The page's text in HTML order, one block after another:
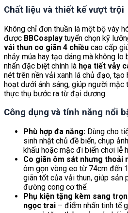
Chất liệu và thiết kế vượt trội
Không chỉ đơn thuần là một bộ váy
được BBCosplay tuyển chọn kỹ
vải thun co giãn 4 chiều cao cấp
nhảy múa hay tạo dáng mà không lo
nhấn đặc biệt chính là họa tiết vảy
nét trên nền vải xanh lá chủ đạo, tạo
hoạt dưới ánh sáng, giúp người mặc
thực thụ bước ra từ đại dương.
Công dụng và tính năng nổi
Phù hợp đa năng: Dùng cho
sinh nhật chủ đề biển, chụp
khấu hoặc mặc đi biển chơi lễ
Co giãn ôm sát nhưng thoải
ôm gọn vòng eo từ 74cm đến
giãn tốt của vải thun, giúp sản
đường cong cơ thể.
Phụ kiện tặng kèm sang
ngọc trai – điểm nhấn tinh tế